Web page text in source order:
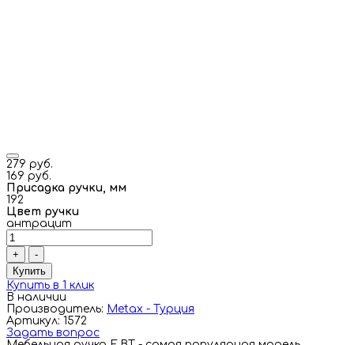
279 руб.
169 руб.
Присадка ручки, мм
192
Цвет ручки
антрацит
+
-
Купить
Купить в 1 клик
В наличии
Производитель: Metax - Турция
Артикул: 1572
Задать вопрос